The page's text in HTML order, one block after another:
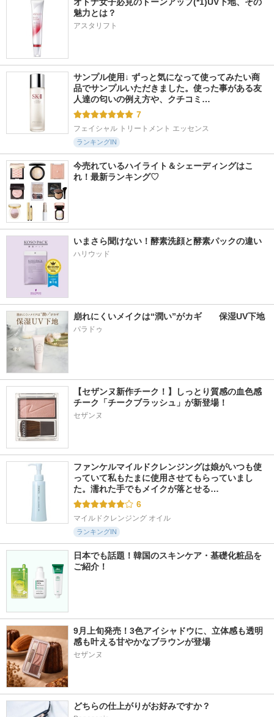
魅力とは？
アスタリフト
サンプル使用↓ ずっと気になって使ってみたい商
品でサンプルいただきました。使った事がある友
人達の匂いの例え方や、クチコミ…
7
フェイシャル トリートメント エッセンス
ランキングIN
今売れているハイライト＆シェーディングはこ
れ！最新ランキング♡
いまさら聞けない！酵素洗顔と酵素パックの違い
ハリウッド
崩れにくいメイクは“潤い”がカギ　　保湿UV下地
パラドゥ
【セザンヌ新作チーク！】しっとり質感の血色感
チーク「チークブラッシュ」が新登場！
セザンヌ
ファンケルマイルドクレンジングは娘がいつも使
っていて私もたまに使用させてもらっていまし
た。濡れた手でもメイクが落とせる…
6
マイルドクレンジング オイル
ランキングIN
日本でも話題！韓国のスキンケア・基礎化粧品を
ご紹介！
9月上旬発売！3色アイシャドウに、立体感も透明
感も叶える甘やかなブラウンが登場
どちらの仕上がりがお好みですか？